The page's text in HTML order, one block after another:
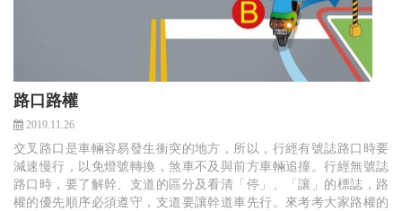
路口路權
2019.11.26
交叉路口是車輛容易發生衝突的地方，所以，行經有號誌路口時要
減速慢行，以免燈號轉換，煞車不及與前方車輛追撞。行經無號誌
路口時，要了解幹、支道的區分及看清「停」、「讓」的標誌，路
權的優先順序必須遵守，支道要讓幹道車先行。來考考大家路權的